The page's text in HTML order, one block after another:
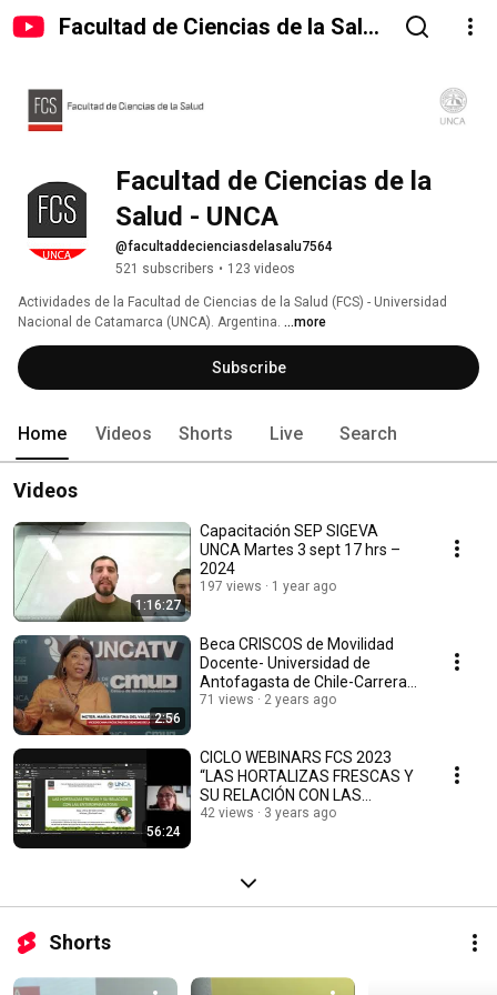
Facultad de Ciencias de la Salud
Facultad de Ciencias de la
Salud - UNCA
@facultaddecienciasdelasalu7564
521 subscribers • 123 videos
Actividades de la Facultad de Ciencias de la Salud (FCS) - Universidad
Nacional de Catamarca (UNCA). Argentina. ...more
Subscribe
Home Videos Shorts Live Search
Videos
1:16:27
Capacitación SEP SIGEVA
UNCA Martes 3 sept 17 hrs –
2024
197 views 1 year ago
2:56
Beca CRISCOS de Movilidad
Docente- Universidad de
Antofagasta de Chile-Carrera
de Enfermeria.
71 views 2 years ago
56:24
CICLO WEBINARS FCS 2023
“LAS HORTALIZAS FRESCAS Y
SU RELACIÓN CON LAS
PARASITOSIS” 2023 06 21 17
42 views 3 years ago
Shorts